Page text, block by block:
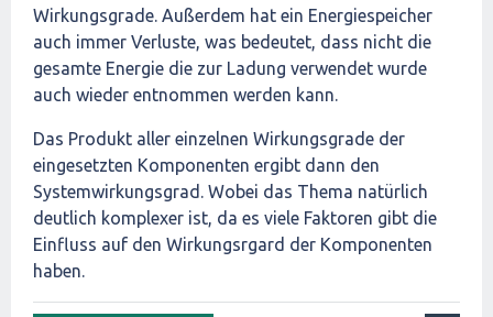
Wirkungsgrade. Außerdem hat ein Energiespeicher
auch immer Verluste, was bedeutet, dass nicht die
gesamte Energie die zur Ladung verwendet wurde
auch wieder entnommen werden kann.
Das Produkt aller einzelnen Wirkungsgrade der
eingesetzten Komponenten ergibt dann den
Systemwirkungsgrad. Wobei das Thema natürlich
deutlich komplexer ist, da es viele Faktoren gibt die
Einfluss auf den Wirkungsrgard der Komponenten
haben.